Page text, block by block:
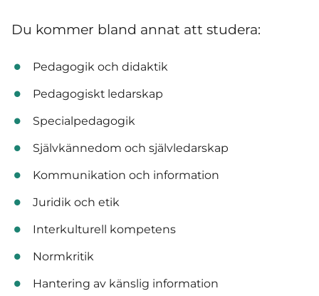
Du kommer bland annat att studera:
Pedagogik och didaktik
Pedagogiskt ledarskap
Specialpedagogik
Självkännedom och självledarskap
Kommunikation och information
Juridik och etik
Interkulturell kompetens
Normkritik
Hantering av känslig information